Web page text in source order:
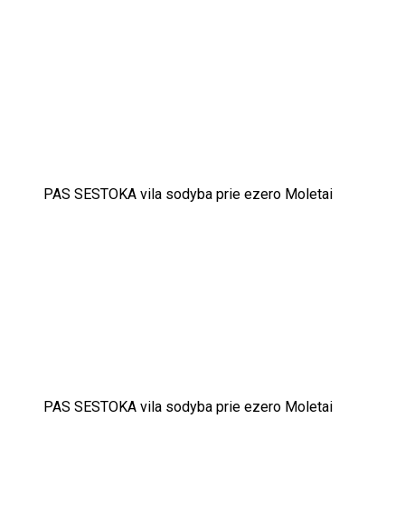
PAS SESTOKA vila sodyba prie ezero Moletai
PAS SESTOKA vila sodyba prie ezero Moletai